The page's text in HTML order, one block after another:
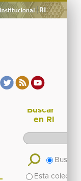
Buscar
en RI
Buscar
Esta